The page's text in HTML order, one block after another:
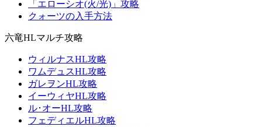
「エローシオ(火/光)」攻略
クォーツの入手方法
六竜HLマルチ攻略
ウィルナスHL攻略
ワムデュスHL攻略
ガレヲンHL攻略
イーウィヤHL攻略
ル･オーHL攻略
フェディエルHL攻略